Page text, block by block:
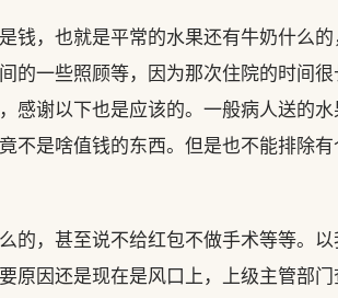
钱，也就是平常的水果还有牛奶什么
的一些照顾等，因为那次住院的时间
感谢以下也是应该的。一般病人送的
不是啥值钱的东西。但是也不能排除
的，甚至说不给红包不做手术等等。
原因还是现在是风口上，上级主管部